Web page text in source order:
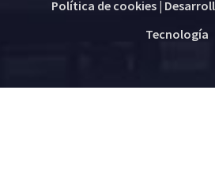
Política de cookies|
Tecnología